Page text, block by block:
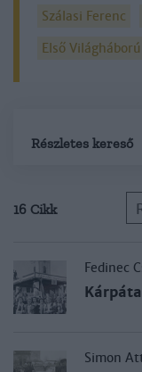
Szálasi Ferenc
Első Világháború
Részletes kereső
16 Cikk
Fedinec
Simon